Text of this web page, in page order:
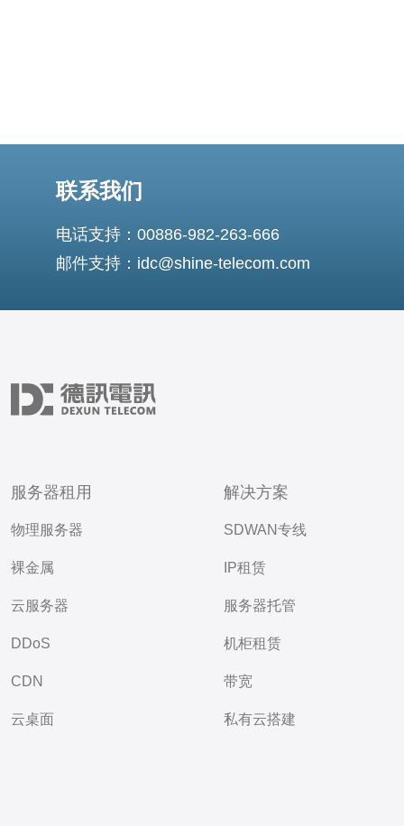
联系我们
电话支持：00886-982-263-666
邮件支持：idc@shine-telecom.com
服务器租用
物理服务器
裸金属
云服务器
DDoS
CDN
云桌面
解决方案
SDWAN专线
IP租赁
服务器托管
机柜租赁
带宽
私有云搭建